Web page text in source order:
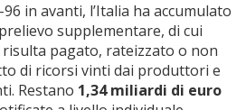
in avanti, l’Italia ha accumulato
supplementare, di cui
pagato, rateizzato o non
di ricorsi vinti dai produttori e
Restano 1,34 miliardi di euro